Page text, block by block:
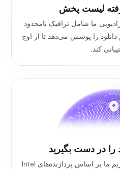
لیست پخش
ما شامل ترافیک نامحدود
را پوشش می‌دهد تا از اوج
کند.
در دست بگیرید
سرویس میزبانی رادیوی استریم ما بر اساس پردازنده‌های Intel